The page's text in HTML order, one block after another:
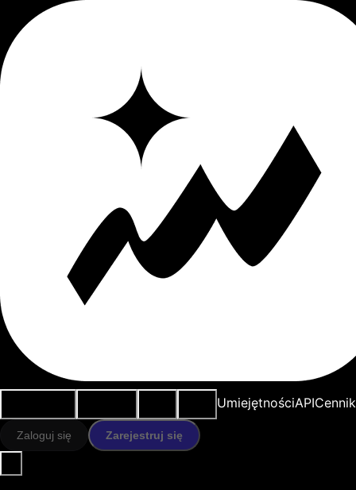
UmiejętnościAPICennik
Zaloguj się Zarejestruj się